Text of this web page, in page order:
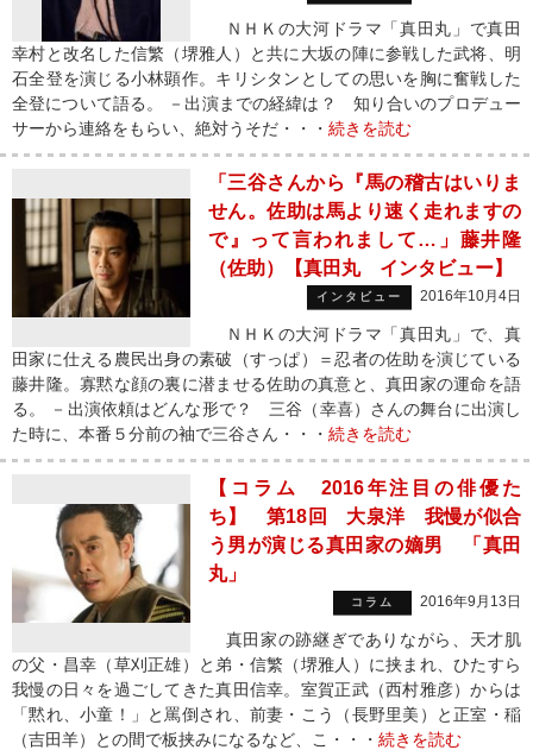
ＮＨＫの大河ドラマ「真田丸」で真田
幸村と改名した信繁（堺雅人）と共に大坂の陣に参戦した武将、明
石全登を演じる小林顕作。キリシタンとしての思いを胸に奮戦した
全登について語る。 －出演までの経緯は？ 知り合いのプロデュー
サーから連絡をもらい、絶対うそだ・・・ 続きを読む
「三谷さんから『馬の稽古はいりま
せん。佐助は馬より速く走れますの
で』って言われまして…」藤井隆
（佐助）【真田丸 インタビュー】
インタビュー 2016年10月4日
ＮＨＫの大河ドラマ「真田丸」で、真
田家に仕える農民出身の素破（すっぱ）＝忍者の佐助を演じている
藤井隆。寡黙な顔の裏に潜ませる佐助の真意と、真田家の運命を語
る。 －出演依頼はどんな形で？ 三谷（幸喜）さんの舞台に出演し
た時に、本番５分前の袖で三谷さん・・・ 続きを読む
【コラム 2016年注目の俳優た
ち】 第18回 大泉洋 我慢が似合
う男が演じる真田家の嫡男 「真田
丸」
コラム 2016年9月13日
真田家の跡継ぎでありながら、天才肌
の父・昌幸（草刈正雄）と弟・信繁（堺雅人）に挟まれ、ひたすら
我慢の日々を過ごしてきた真田信幸。室賀正武（西村雅彦）からは
「黙れ、小童！」と罵倒され、前妻・こう（長野里美）と正室・稲
（吉田羊）との間で板挟みになるなど、こ・・・ 続きを読む